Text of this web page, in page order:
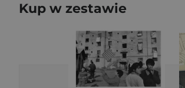
Kup w zestawie